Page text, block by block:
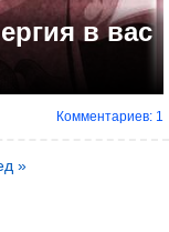
в вас
Комментариев: 1
»